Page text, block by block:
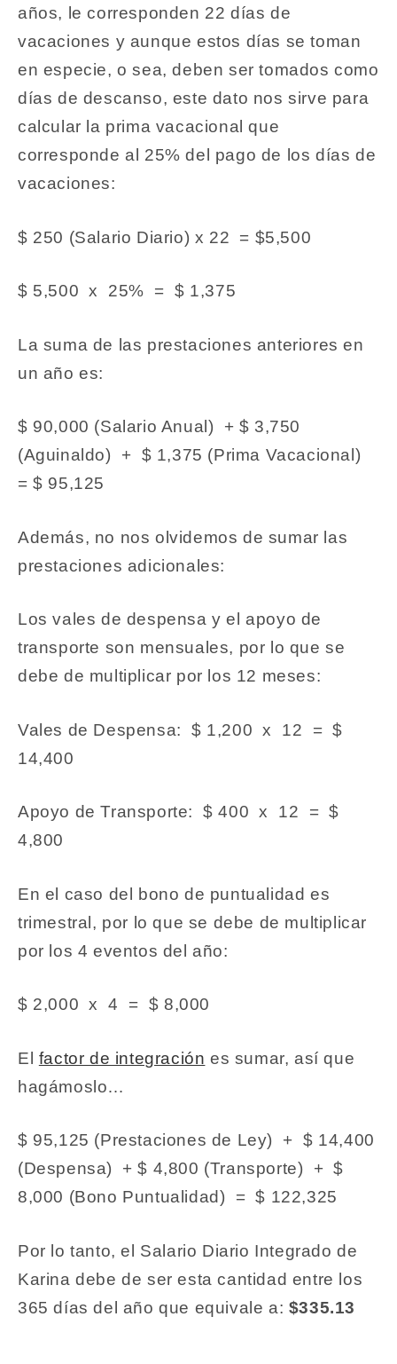
años, le corresponden 22 días de
vacaciones y aunque estos días se toman
en especie, o sea, deben ser tomados como
días de descanso, este dato nos sirve para
calcular la prima vacacional que
corresponde al 25% del pago de los días de
vacaciones:
$ 250 (Salario Diario) x 22 = $5,500
$ 5,500 x 25% = $ 1,375
La suma de las prestaciones anteriores en
un año es:
$ 90,000 (Salario Anual) + $ 3,750
(Aguinaldo) + $ 1,375 (Prima Vacacional)
= $ 95,125
Además, no nos olvidemos de sumar las
prestaciones adicionales:
Los vales de despensa y el apoyo de
transporte son mensuales, por lo que se
debe de multiplicar por los 12 meses:
Vales de Despensa: $ 1,200 x 12 = $
14,400
Apoyo de Transporte: $ 400 x 12 = $
4,800
En el caso del bono de puntualidad es
trimestral, por lo que se debe de multiplicar
por los 4 eventos del año:
$ 2,000 x 4 = $ 8,000
El factor de integración es sumar, así que
hagámoslo…
$ 95,125 (Prestaciones de Ley) + $ 14,400
(Despensa) + $ 4,800 (Transporte) + $
8,000 (Bono Puntualidad) = $ 122,325
Por lo tanto, el Salario Diario Integrado de
Karina debe de ser esta cantidad entre los
365 días del año que equivale a: $335.13